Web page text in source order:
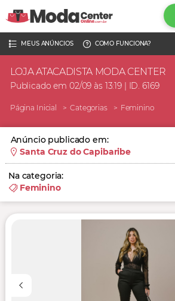
MEUS ANÚNCIOS
COMO FUNCIONA?
LOJA ATACADISTA MODA CENTER
Publicado em 02/09 às 13:19 | ID. 6169
Página Inicial Categorias Feminino
Anúncio publicado em:
Santa Cruz do Capibaribe
Na categoria:
Feminino